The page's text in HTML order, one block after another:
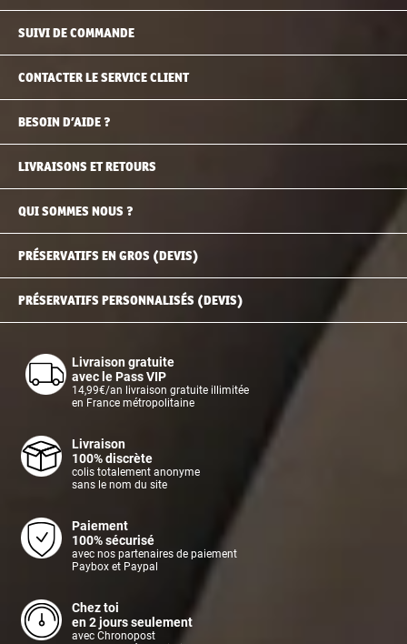
SUIVI DE COMMANDE
CONTACTER LE SERVICE CLIENT
BESOIN D’AIDE ?
LIVRAISONS ET RETOURS
QUI SOMMES NOUS ?
PRÉSERVATIFS EN GROS (DEVIS)
PRÉSERVATIFS PERSONNALISÉS (DEVIS)
Livraison gratuite
avec le Pass VIP
14,99€/an livraison gratuite illimitée
en France métropolitaine
Livraison
100% discrète
colis totalement anonyme
sans le nom du site
Paiement
100% sécurisé
avec nos partenaires de paiement
Paybox et Paypal
Chez toi
en 2 jours seulement
avec Chronopost